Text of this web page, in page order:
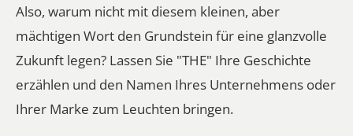
Also, warum nicht mit diesem kleinen, aber
mächtigen Wort den Grundstein für eine glanzvolle
Zukunft legen? Lassen Sie "THE" Ihre Geschichte
erzählen und den Namen Ihres Unternehmens oder
Ihrer Marke zum Leuchten bringen.